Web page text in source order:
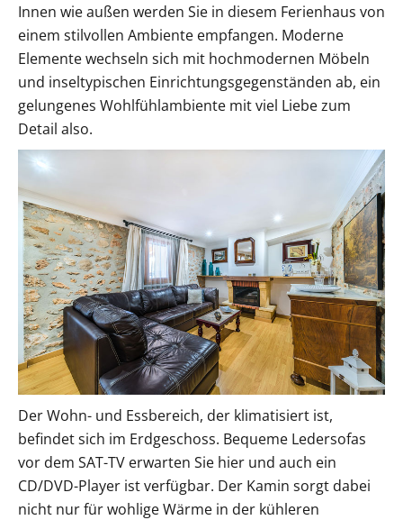
Innen wie außen werden Sie in diesem Ferienhaus von
einem stilvollen Ambiente empfangen. Moderne
Elemente wechseln sich mit hochmodernen Möbeln
und inseltypischen Einrichtungsgegenständen ab, ein
gelungenes Wohlfühlambiente mit viel Liebe zum
Detail also.
Der Wohn- und Essbereich, der klimatisiert ist,
befindet sich im Erdgeschoss. Bequeme Ledersofas
vor dem SAT-TV erwarten Sie hier und auch ein
CD/DVD-Player ist verfügbar. Der Kamin sorgt dabei
nicht nur für wohlige Wärme in der kühleren